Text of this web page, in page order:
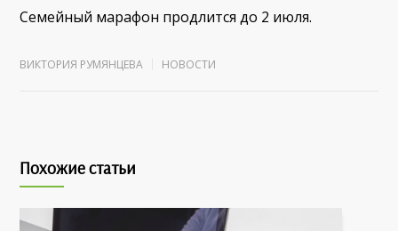
Семейный марафон продлится до 2 июля.
ВИКТОРИЯ РУМЯНЦЕВА НОВОСТИ
Похожие статьи